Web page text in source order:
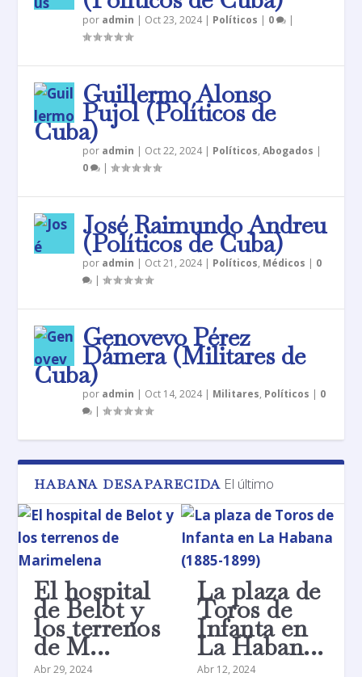
por admin | Oct 23, 2024| Políticos | 0 |
Guillermo Alonso
Pujol (Políticos de
Cuba)
por admin | Oct 22, 2024| Políticos,Abogados |
0
|
José Raimundo Andreu
(Políticos de Cuba)
por admin | Oct 21, 2024| Políticos, Médicos | 0
|
Genovevo Pérez
Dámera (Militares de
Cuba)
por admin | Oct 14, 2024| Militares, Políticos | 0
|
HABANA DESAPARECIDA El último
El hospital
de Belot y
los terrenos
de M...
Abr 29, 2024
La plaza de
Toros de
Infanta en
La Haban...
Abr 12, 2024